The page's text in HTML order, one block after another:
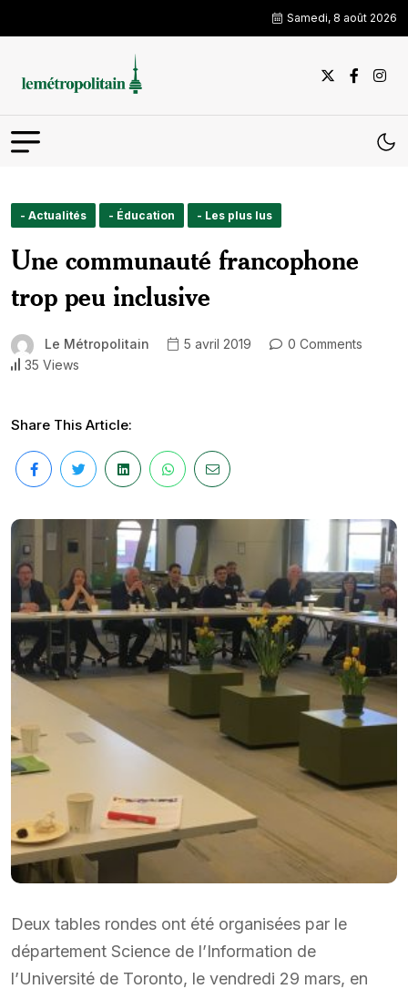
Samedi, 8 août 2026
- Actualités - Éducation - Les plus lus
Une communauté francophone
trop peu inclusive
Le Métropolitain 5 avril 2019
0 Comments
35 Views
Share This Article:
Deux tables rondes ont été organisées par le
département Science de l’Information de
l’Université de Toronto, le vendredi 29 mars, en